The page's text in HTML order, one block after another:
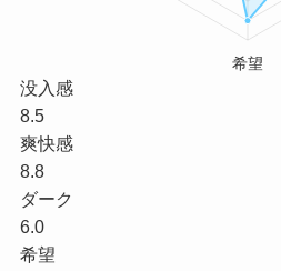
没入感
8.5
爽快感
8.8
ダーク
6.0
希望